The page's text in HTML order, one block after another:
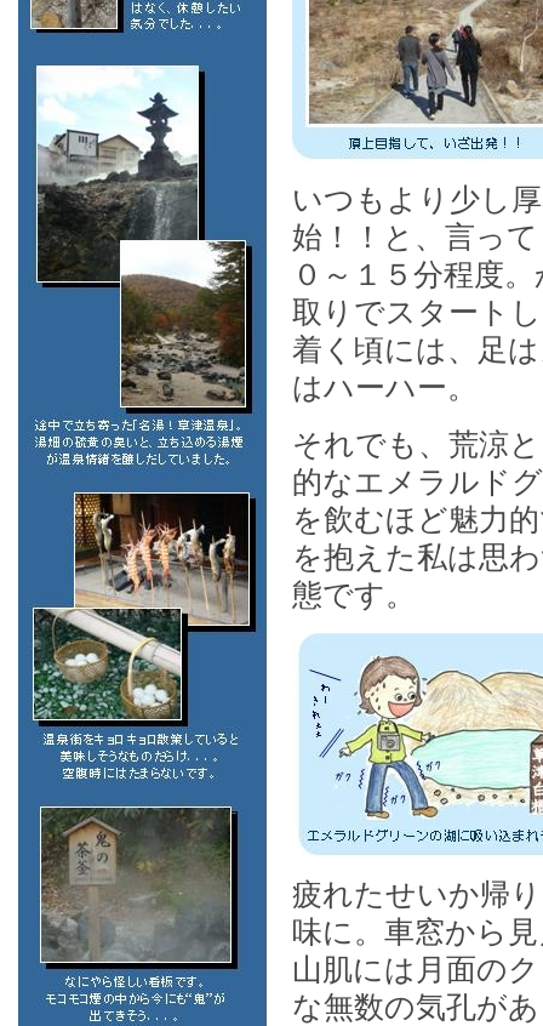
いつもより少し
始！！と、言っ
０～１５分程度
取りでスタート
着く頃には、足
はハーハー。
それでも、荒涼
的なエメラルド
を飲むほど魅力
を抱えた私は思
態です。
疲れたせいか帰
味に。車窓から
山肌には月面の
な無数の気孔が